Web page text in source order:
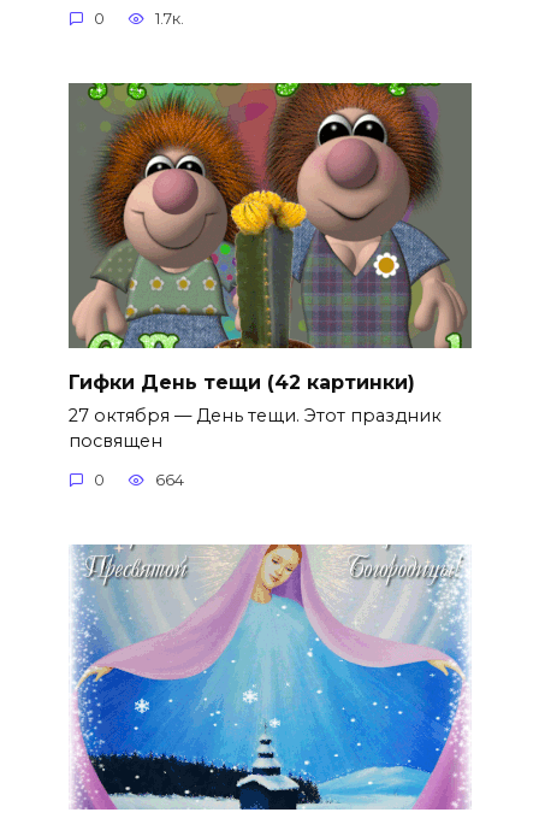
0 1.7к.
Гифки День тещи (42 картинки)
27 октября — День тещи. Этот праздник
посвящен
0 664